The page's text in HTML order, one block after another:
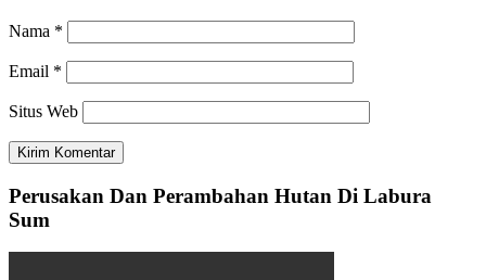
Nama *
Email *
Situs Web
Perusakan Dan Perambahan Hutan Di Labura
Sum